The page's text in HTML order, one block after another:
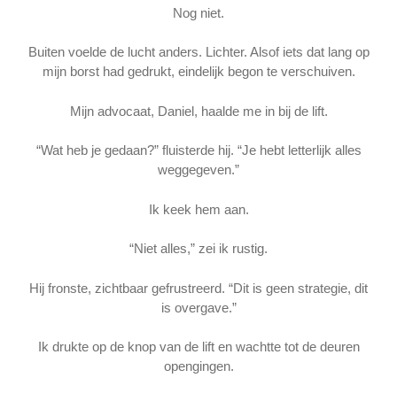
Nog niet.
Buiten voelde de lucht anders. Lichter. Alsof iets dat lang op
mijn borst had gedrukt, eindelijk begon te verschuiven.
Mijn advocaat, Daniel, haalde me in bij de lift.
“Wat heb je gedaan?” fluisterde hij. “Je hebt letterlijk alles
weggegeven.”
Ik keek hem aan.
“Niet alles,” zei ik rustig.
Hij fronste, zichtbaar gefrustreerd. “Dit is geen strategie, dit
is overgave.”
Ik drukte op de knop van de lift en wachtte tot de deuren
opengingen.